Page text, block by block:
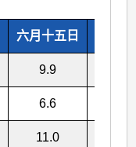
六月十五日
9.9
6.6
11.0